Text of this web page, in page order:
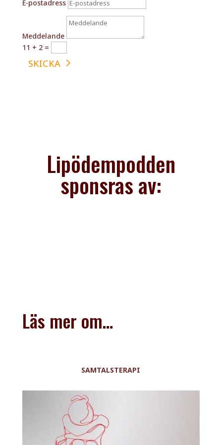
E-postadress
Meddelande
11 + 2=
SKICKA
Lipödempodden
sponsras av:
Läs mer om…
SAMTALSTERAPI